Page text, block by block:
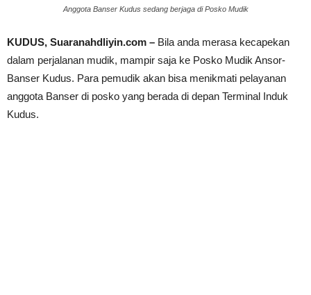
Anggota Banser Kudus sedang berjaga di Posko Mudik
KUDUS, Suaranahdliyin.com – Bila anda merasa kecapekan
dalam perjalanan mudik, mampir saja ke Posko Mudik Ansor-
Banser Kudus. Para pemudik akan bisa menikmati pelayanan
anggota Banser di posko yang berada di depan Terminal Induk
Kudus.